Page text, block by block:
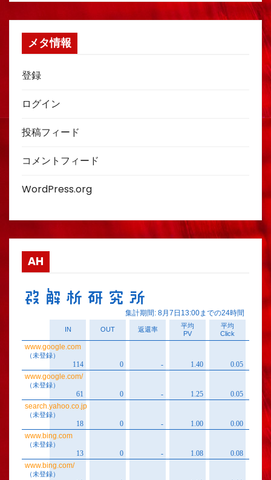
メタ情報
登録
ログイン
投稿フィード
コメントフィード
WordPress.org
AH